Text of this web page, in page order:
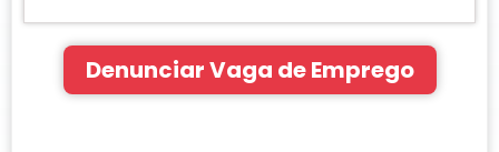
Denunciar Vaga de Emprego